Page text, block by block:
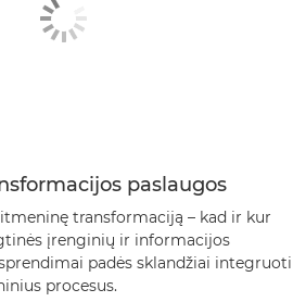
paslaugos
transformaciją – kad ir kur
įrenginių ir informacijos
padės sklandžiai integruoti
procesus.